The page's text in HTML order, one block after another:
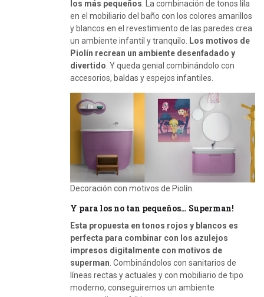
los más pequeños. La combinación de tonos lila
en el mobiliario del baño con los colores amarillos
y blancos en el revestimiento de las paredes crea
un ambiente infantil y tranquilo. Los motivos de
Piolín recrean un ambiente desenfadado y
divertido. Y queda genial combinándolo con
accesorios, baldas y espejos infantiles.
Decoración con motivos de Piolín.
Y para los no tan pequeños… Superman!
Esta propuesta en tonos rojos y blancos es
perfecta para combinar con los azulejos
impresos digitalmente con motivos de
superman . Combinándolos con sanitarios de
líneas rectas y actuales y con mobiliario de tipo
moderno, conseguiremos un ambiente